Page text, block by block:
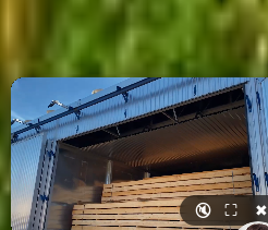
🔇 ⛶ ✖